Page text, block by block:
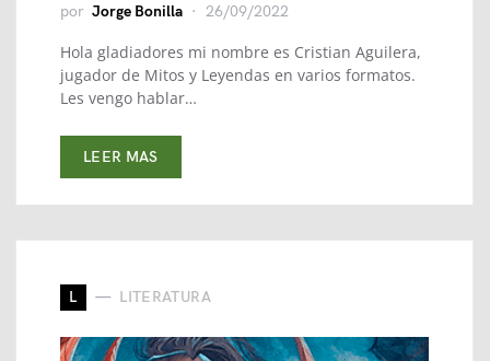
por Jorge Bonilla 26/09/2022
Hola gladiadores mi nombre es Cristian Aguilera,
jugador de Mitos y Leyendas en varios formatos.
Les vengo hablar…
LEER MAS
L LITERATURA